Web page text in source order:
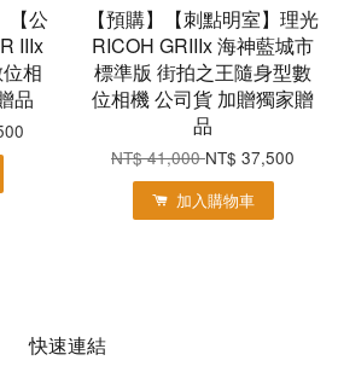
【公
IIIx
相
品
【預購】【刺點明室】理光
RICOH GRIIIx 海神藍城市
標準版 街拍之王隨身型數
位相機 公司貨 加贈獨家贈
品
NT$ 41,000NT$ 37,500
加入購物車
快速連結